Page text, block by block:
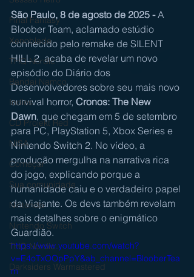
Final Fantasy
Xenoblade
THQ Nordic
Bandai Namco
Indies
CD Projekt Red
NISA
Começar
Sua comunidade
Nintendo
Nintendo Switch
THQ Nordic
Darksiders Warmastered
São Paulo, 8 de agosto de 2025 - A
Bloober Team, aclamado estúdio
conhecido pelo remake de SILENT
HILL 2, acaba de revelar um novo
episódio do Diário dos
Desenvolvedores sobre seu mais novo
survival horror, Cronos: The New
Dawn, que chegam em 5 de setembro
para PC, PlayStation 5, Xbox Series e
Nintendo Switch 2. No vídeo, a
produção mergulha na narrativa rica
do jogo, explicando porque a
humanidade caiu e o verdadeiro papel
da Viajante. Os devs também revelam
mais detalhes sobre o enigmático
Guardião.
https://www.youtube.com/watch?
v=E4oTxOOpPpY&ab_channel=BlooberTea
m